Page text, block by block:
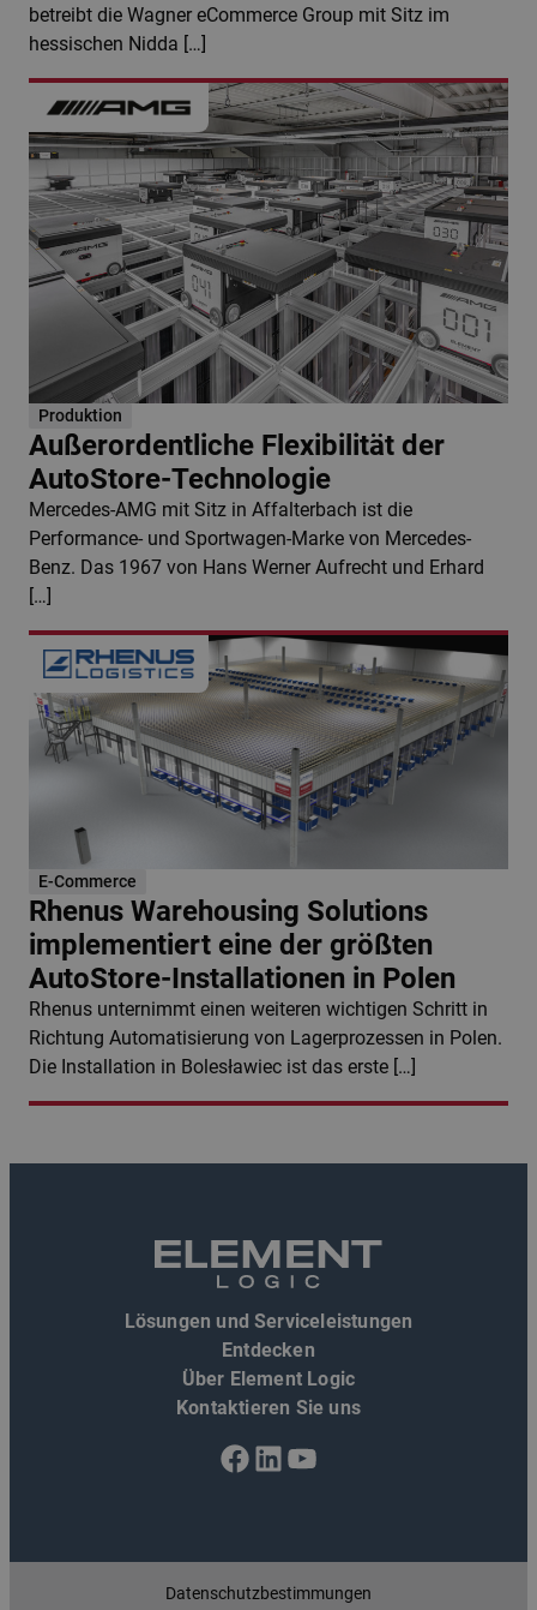
betreibt die Wagner eCommerce Group mit Sitz im
hessischen Nidda […]
Produktion
Außerordentliche Flexibilität der
AutoStore-Technologie
Mercedes-AMG mit Sitz in Affalterbach ist die
Performance- und Sportwagen-Marke von Mercedes-
Benz. Das 1967 von Hans Werner Aufrecht und Erhard
[…]
E-Commerce
Rhenus Warehousing Solutions
implementiert eine der größten
AutoStore-Installationen in Polen
Rhenus unternimmt einen weiteren wichtigen Schritt in
Richtung Automatisierung von Lagerprozessen in Polen.
Die Installation in Bolesławiec ist das erste […]
Lösungen und Serviceleistungen
Entdecken
Über Element Logic
Kontaktieren Sie uns
Facebook
LinkedIn
YouTube
Datenschutzbestimmungen